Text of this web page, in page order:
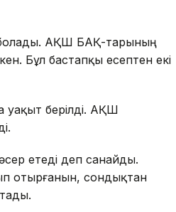
АҚШ БАҚ-тарының
Бұл бастапқы есептен екі
уақыт берілді. АҚШ
етеді деп санайды.
отырғанын, сондықтан